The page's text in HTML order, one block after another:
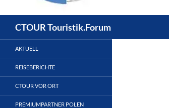
CTOUR Touristik.Forum
AKTUELL
REISEBERICHTE
CTOUR VOR ORT
PREMIUMPARTNER POLEN